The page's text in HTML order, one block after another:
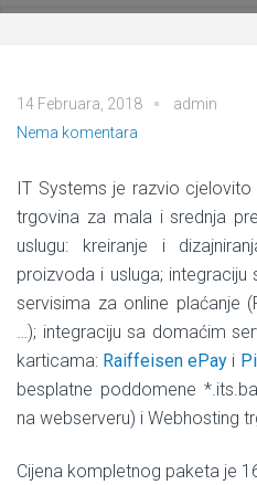
14 Februara, 2018
admin
Nema komentara
IT Systems je razvio
trgovina za mala i srednja
uslugu: kreiranje i
proizvoda i usluga;
servisima za online plaćanje
…); integraciju sa domaćim
karticama: Raiffeisen ePay i
besplatne poddomene
na webserveru) i Webhosting
Cijena kompletnog paketa je